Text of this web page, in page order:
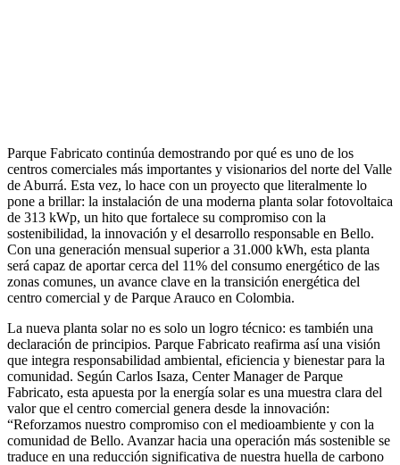
Parque Fabricato continúa demostrando por qué es uno de los
centros comerciales más importantes y visionarios del norte del Valle
de Aburrá. Esta vez, lo hace con un proyecto que literalmente lo
pone a brillar: la instalación de una moderna planta solar fotovoltaica
de 313 kWp, un hito que fortalece su compromiso con la
sostenibilidad, la innovación y el desarrollo responsable en Bello.
Con una generación mensual superior a 31.000 kWh, esta planta
será capaz de aportar cerca del 11% del consumo energético de las
zonas comunes, un avance clave en la transición energética del
centro comercial y de Parque Arauco en Colombia.
La nueva planta solar no es solo un logro técnico: es también una
declaración de principios. Parque Fabricato reafirma así una visión
que integra responsabilidad ambiental, eficiencia y bienestar para la
comunidad. Según Carlos Isaza, Center Manager de Parque
Fabricato, esta apuesta por la energía solar es una muestra clara del
valor que el centro comercial genera desde la innovación:
“Reforzamos nuestro compromiso con el medioambiente y con la
comunidad de Bello. Avanzar hacia una operación más sostenible se
traduce en una reducción significativa de nuestra huella de carbono